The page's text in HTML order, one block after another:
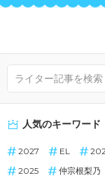
人気のキーワード
2027 EL
2025
仲宗根梨乃